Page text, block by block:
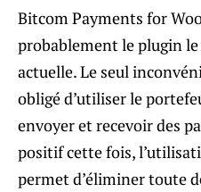
Bitcom Payments for
probablement le plugin le
actuelle. Le seul
obligé d’utiliser le
envoyer et recevoir des
positif cette fois,
permet d’éliminer toute